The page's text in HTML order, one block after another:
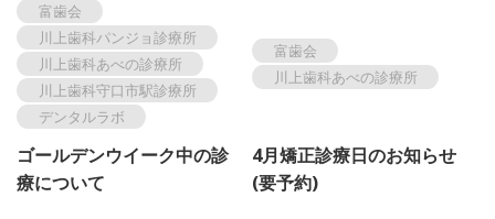
予防
インプラント マウスピース矯正
富歯会について ドクター紹介
富歯会
川上歯科パンジョ診療所
川上歯科あべの診療所
川上歯科守口市駅診療所
デンタルラボ
ゴールデンウイーク中の診
療について
富歯会
川上歯科あべの診療所
4月矯正診療日のお知らせ
(要予約)